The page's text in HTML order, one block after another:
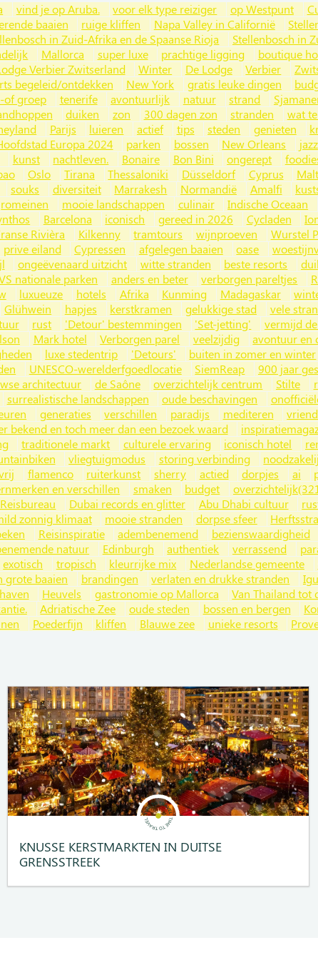
vind je op Aruba. voor elk type reiziger op Westpunt
baaien ruige kliffen Napa Valley in Californië
in Zuid-Afrika en de Spaanse Rioja Stellenbosch in
Mallorca super luxe prachtige ligging boutique
Verbier Zwitserland Winter De Lodge Verbier
begeleid/ontdekken New York gratis leuke dingen
of groep tenerife avontuurlijk natuur strand
duiken zon 300 dagen zon stranden wat
Parijs luieren actief tips steden genieten
Europa 2024 parken bossen New Orleans jazz
kunst nachtleven. Bonaire Bon Bini ongerept
Oslo Tirana Thessaloniki Düsseldorf Cyprus
souks diversiteit Marrakesh Normandië Amalfi
romeinen mooie landschappen culinair Indische Oceaan
Barcelona iconisch gereed in 2026 Cycladen
Rivièra Kilkenny tramtours wijnproeven Wurstel
prive eiland Cypressen afgelegen baaien oase
ongeëvenaard uitzicht witte stranden beste resorts
nationale parken anders en beter verborgen pareltjes
luxueuze hotels Afrika Kunming Madagaskar
Glühwein hapjes kerstkramen gelukkige stad vele
rust 'Detour' bestemmingen 'Set-jetting' vermijd
Mark hotel Verborgen parel veelzijdig avontuur en
luxe stedentrip 'Detours' buiten in zomer en winter
UNESCO-werelderfgoedlocatie SiemReap 900 jaar
architectuur de Saône overzichtelijk centrum Stilte
surrealistische landschappen oude beschavingen
generaties verschillen paradijs mediteren
bekend en toch meer dan een bezoek waard
traditionele markt culturele ervaring iconisch hotel
vliegtuigmodus storing verbinding
flamenco ruiterkunst sherry actied dorpjes ai
en verschillen smaken budget
Dubai records en glitter Abu Dhabi cultuur
zonnig klimaat mooie stranden dorpse sfeer
Reisinspiratie adembenemend bezienswaardigheid
natuur Edinburgh authentiek verrassend
exotisch tropisch kleurrijke mix Nederlandse gemeente
grote baaien brandingen verlaten en drukke stranden
Heuvels gastronomie op Mallorca Van Thailand tot
Adriatische Zee oude steden bossen en bergen
Poederfijn kliffen Blauwe zee unieke resorts
KNUSSE KERSTMARKTEN IN DUITSE
GRENSSTREEK